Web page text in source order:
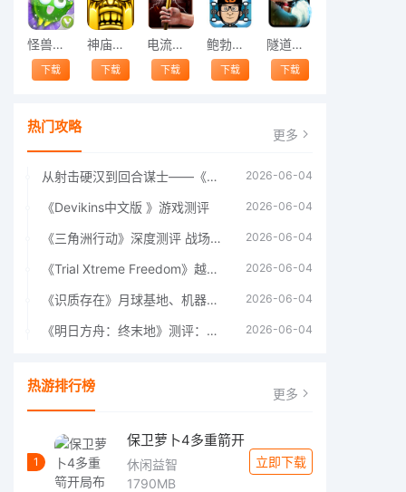
怪兽跳跃
下载
神庙逃亡中文版
下载
电流急急棒
下载
鲍勃的梦境
下载
隧道逃脱
下载
热门攻略 更多
从射击硬汉到回合谋士——《战争机器：战略版》如何演绎另一位猛男的传奇 2026-06-04
《Devikins中文版 》游戏测评 2026-06-04
《三角洲行动》深度测评 战场上的野心与裂痕 2026-06-04
《Trial Xtreme Freedom》越野摩托车测评总结 2026-06-04
《识质存在》月球基地、机器人女孩多年来最佳射击游戏 2026-06-04
《明日方舟：终末地》测评：于荒芜之中，重建文明 2026-06-04
热游排行榜 更多
1
保卫萝卜4多重箭开
休闲益智
1790MB
立即下载